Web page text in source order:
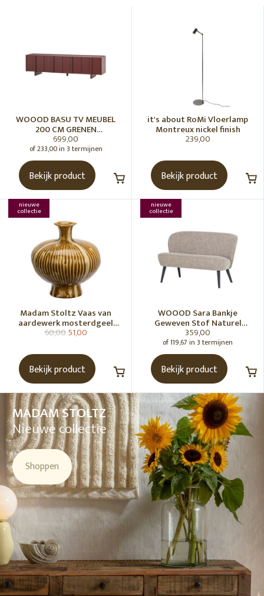
WOOOD BASU TV MEUBEL
200 CM GRENEN
BORDEAUXROOD [fsc]
699,00
of 233,00 in 3 termijnen
Bekijk product
it's about RoMi Vloerlamp
Montreux nickel finish
239,00
Bekijk product
nieuwe
collectie
Madam Stoltz Vaas van
aardewerk mosterdgeel
naturel
60,0051,00
Bekijk product
nieuwe
collectie
WOOOD Sara Bankje
Geweven Stof Naturel
Melange [Fsc]
359,00
of 119,67 in 3 termijnen
Bekijk product
MADAM STOLTZ
Nieuwe collectie
Shoppen